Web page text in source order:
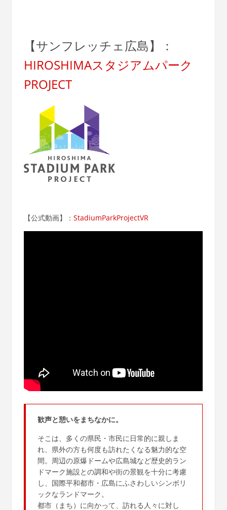
【サンフレッチェ広島】：
HIROSHIMAスタジアムパーク
PROJECT
【公式動画】： StadiumParkProjectVR
歓声と憩いをまちなかに。
そこは、多くの県民・市民に日常的に親しま
れ、県外の方も何度も訪れたくなる魅力的な空
間。周辺の原爆ドームや広島城など歴史的ラン
ドマーク施設との調和や街の景観を十分に考慮
し、国際平和都市・広島にふさわしいシンボリ
ックなランドマーク。
都市（まち）に向かって、訪れる人々に対し